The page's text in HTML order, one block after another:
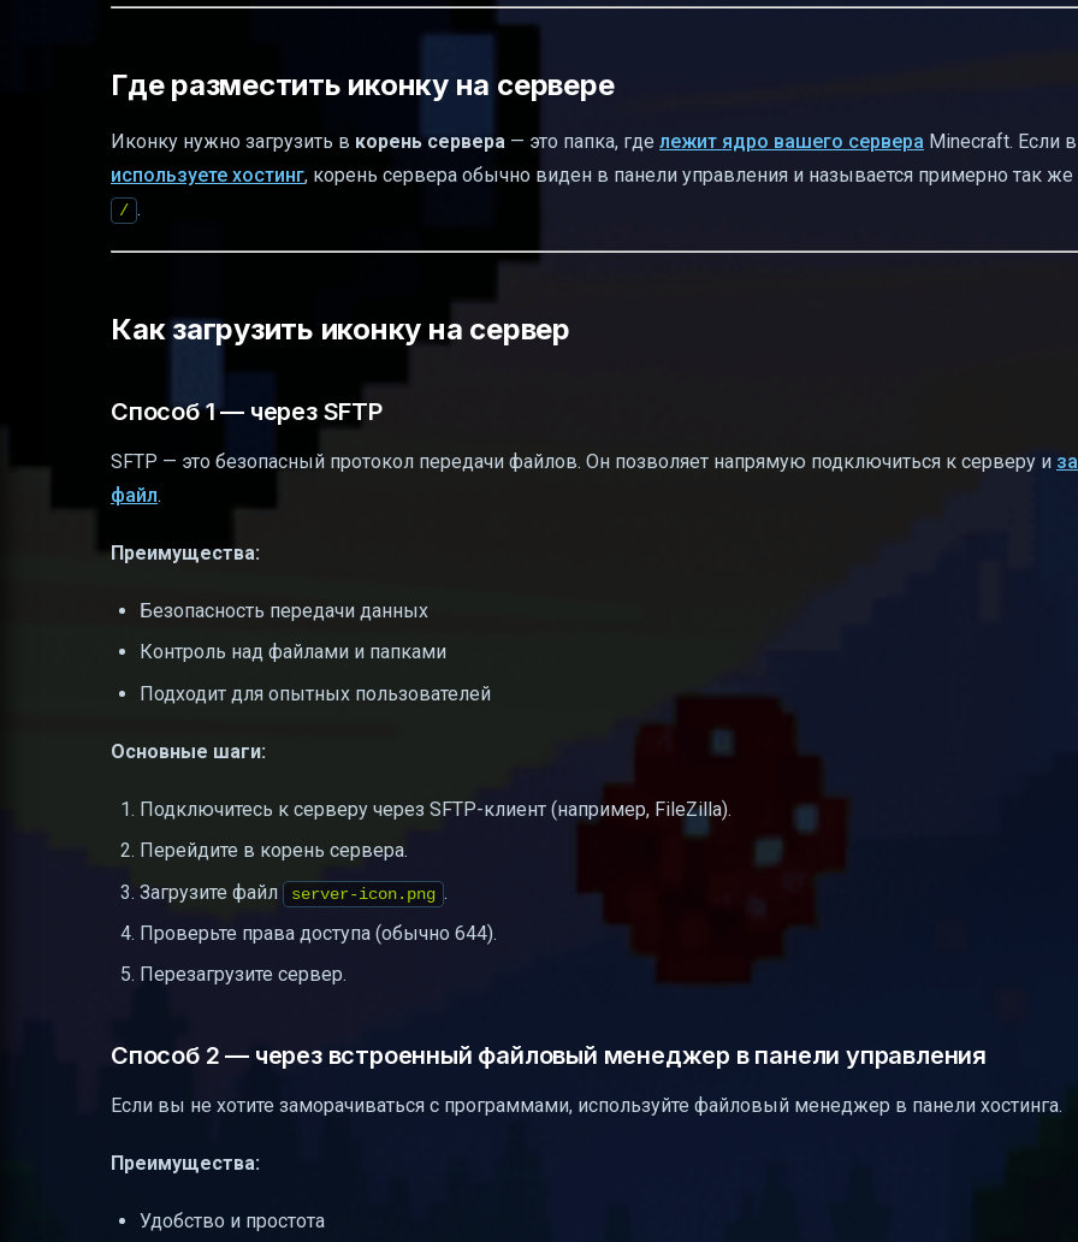
Где разместить иконку на сервере
Иконку нужно загрузить в корень сервера — это папка, где лежит ядро вашего сервера Minecraft. Если
используете хостинг, корень сервера обычно виден в панели управления и называется примерно так
/ .
Как загрузить иконку на сервер
Способ 1 — через SFTP
SFTP — это безопасный протокол передачи файлов. Он позволяет напрямую подключиться к серверу и
файл.
Преимущества:
Безопасность передачи данных
Контроль над файлами и папками
Подходит для опытных пользователей
Основные шаги:
Подключитесь к серверу через SFTP-клиент (например, FileZilla).
Перейдите в корень сервера.
Загрузите файл
server-icon.png .
Проверьте права доступа (обычно 644).
Перезагрузите сервер.
Способ 2 — через встроенный файловый менеджер в панели управления
Если вы не хотите заморачиваться с программами, используйте файловый менеджер в панели хостинга.
Преимущества:
Удобство и простота